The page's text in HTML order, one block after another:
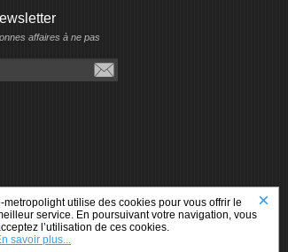
×
metropolight utilise des cookies pour vous offrir le
service. En poursuivant votre navigation, vous
l’utilisation de ces cookies.
savoir plus...
affaires à ne pas